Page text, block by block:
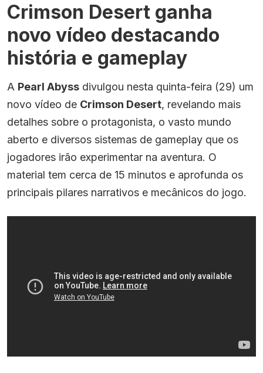
Crimson Desert ganha
novo vídeo destacando
história e gameplay
A Pearl Abyss divulgou nesta quinta-feira (29) um
novo vídeo de Crimson Desert, revelando mais
detalhes sobre o protagonista, o vasto mundo
aberto e diversos sistemas de gameplay que os
jogadores irão experimentar na aventura. O
material tem cerca de 15 minutos e aprofunda os
principais pilares narrativos e mecânicos do jogo.